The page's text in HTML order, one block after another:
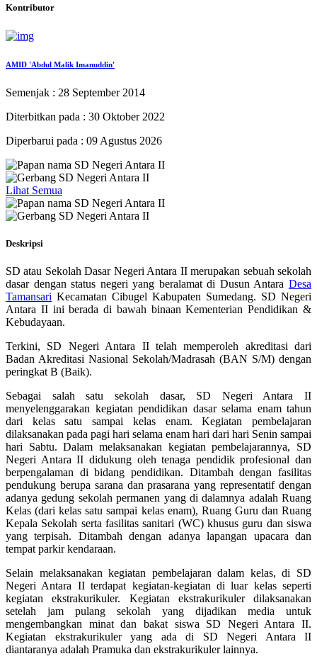
Kontributor
AMID 'Abdul Malik Imanuddin'
Semenjak : 28 September 2014
Diterbitkan pada : 30 Oktober 2022
Diperbarui pada : 09 Agustus 2026
Lihat Semua
Deskripsi
SD atau Sekolah Dasar Negeri Antara II merupakan sebuah sekolah
dasar dengan status negeri yang beralamat di Dusun Antara Desa
Tamansari Kecamatan Cibugel Kabupaten Sumedang. SD Negeri
Antara II ini berada di bawah binaan Kementerian Pendidikan &
Kebudayaan.
Terkini, SD Negeri Antara II telah memperoleh akreditasi dari
Badan Akreditasi Nasional Sekolah/Madrasah (BAN S/M) dengan
peringkat B (Baik).
Sebagai salah satu sekolah dasar, SD Negeri Antara II
menyelenggarakan kegiatan pendidikan dasar selama enam tahun
dari kelas satu sampai kelas enam. Kegiatan pembelajaran
dilaksanakan pada pagi hari selama enam hari dari hari Senin sampai
hari Sabtu. Dalam melaksanakan kegiatan pembelajarannya, SD
Negeri Antara II didukung oleh tenaga pendidik profesional dan
berpengalaman di bidang pendidikan. Ditambah dengan fasilitas
pendukung berupa sarana dan prasarana yang representatif dengan
adanya gedung sekolah permanen yang di dalamnya adalah Ruang
Kelas (dari kelas satu sampai kelas enam), Ruang Guru dan Ruang
Kepala Sekolah serta fasilitas sanitari (WC) khusus guru dan siswa
yang terpisah. Ditambah dengan adanya lapangan upacara dan
tempat parkir kendaraan.
Selain melaksanakan kegiatan pembelajaran dalam kelas, di SD
Negeri Antara II terdapat kegiatan-kegiatan di luar kelas seperti
kegiatan ekstrakurikuler. Kegiatan ekstrakurikuler dilaksanakan
setelah jam pulang sekolah yang dijadikan media untuk
mengembangkan minat dan bakat siswa SD Negeri Antara II.
Kegiatan ekstrakurikuler yang ada di SD Negeri Antara II
diantaranya adalah Pramuka dan ekstrakurikuler lainnya.